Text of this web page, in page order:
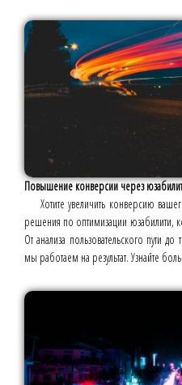
Повышение конверсии через
Хотите увеличить конверсию
решения по оптимизации юзабилити,
От анализа пользовательского пути
мы работаем на результат. Узнайте